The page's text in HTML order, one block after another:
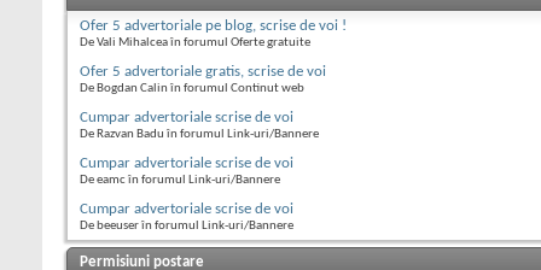
Ofer 5 advertoriale pe blog, scrise de voi !
De Vali Mihalcea în forumul Oferte gratuite
Ofer 5 advertoriale gratis, scrise de voi
De Bogdan Calin în forumul Continut web
Cumpar advertoriale scrise de voi
De Razvan Badu în forumul Link-uri/Bannere
Cumpar advertoriale scrise de voi
De eamc în forumul Link-uri/Bannere
Cumpar advertoriale scrise de voi
De beeuser în forumul Link-uri/Bannere
Permisiuni postare